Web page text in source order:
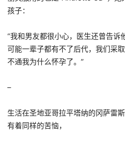
孩子：
“我和男友都很小心，医生还曾告诉
可能一辈子都有不了后代，我们采
不通我为什么怀孕了。”
–
生活在圣地亚哥拉平塔纳的冈萨雷
有着同样的苦恼，